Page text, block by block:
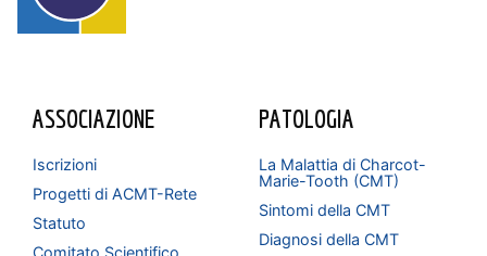
ASSOCIAZIONE
Iscrizioni
Progetti di ACMT-Rete
Statuto
PATOLOGIA
La Malattia di Charcot-
Marie-Tooth (CMT)
Sintomi della CMT
Diagnosi della CMT